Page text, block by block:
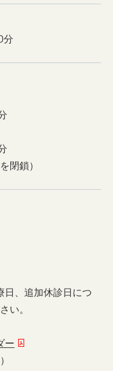
分
閉鎖）
、追加休診日につ
い。
ー